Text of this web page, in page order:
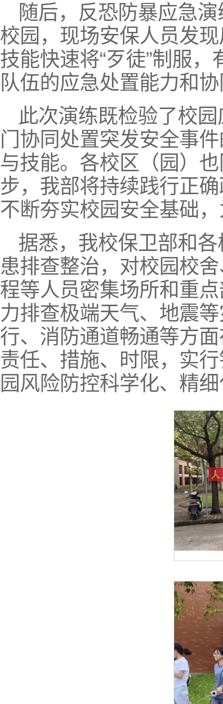
随后，反恐防暴应急
校园，现场安保人员发
技能快速将“歹徒”制服
队伍的应急处置能力和
此次演练既检验了校
门协同处置突发安全事
与技能。各校区（园）
步，我部将持续践行正
不断夯实校园安全基础
据悉，我校保卫部和
患排查整治，对校园校
程等人员密集场所和重
力排查极端天气、地震
行、消防通道畅通等方
责任、措施、时限，实
园风险防控科学化、精